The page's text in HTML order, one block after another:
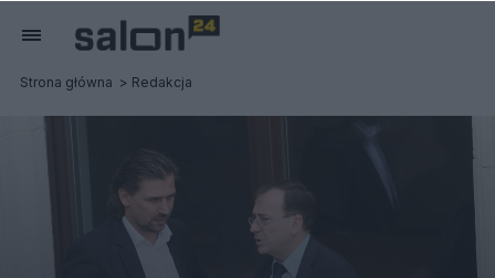
Strona główna Redakcja